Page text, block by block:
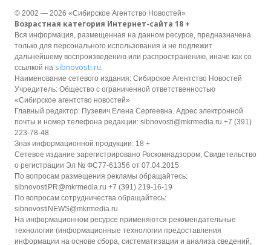
© 2002 — 2026 «Сибирское Агентство Новостей»
Возрастная категория Интернет-сайта 18 +
Вся информация, размещенная на данном ресурсе, предназначена
только для персонального использования и не подлежит
дальнейшему воспроизведению или распространению, иначе как со
ссылкой на sibnovosti.ru.
Наименование сетевого издания: Сибирское Агентство Новостей
Учредитель: Общество с ограниченной ответственностью
«Сибирское агентство новостей»
Главный редактор: Пузевич Елена Сергеевна. Адрес электронной
почты и номер телефона редакции: sibnovosti@mkrmedia.ru +7 (391)
223-78-48
Знак информационной продукции: 18 +
Сетевое издание зарегистрировано Роскомнадзором, Свидетельство
о регистрации Эл № ФС77-61356 от 07.04.2015
По вопросам размещения рекламы обращайтесь:
sibnovostiPR@mkrmedia.ru +7 (391) 219-16-19
По вопросам сотрудничества обращайтесь:
sibnovostiNEWS@mkrmedia.ru
На информационном ресурсе применяются рекомендательные
технологии (информационные технологии предоставления
информации на основе сбора, систематизации и анализа сведений,